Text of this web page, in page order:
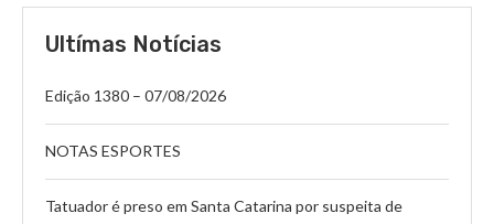
Ultímas Notícias
Edição 1380 – 07/08/2026
NOTAS ESPORTES
Tatuador é preso em Santa Catarina por suspeita de